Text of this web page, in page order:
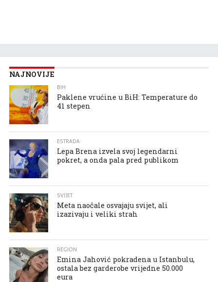
NAJNOVIJE
BIH
Paklene vrućine u BiH: Temperature do
41 stepen
ESTRADA
Lepa Brena izvela svoj legendarni
pokret, a onda pala pred publikom
SVIJET
Meta naočale osvajaju svijet, ali
izazivaju i veliki strah
REGION
Emina Jahović pokradena u Istanbulu,
ostala bez garderobe vrijedne 50.000
eura